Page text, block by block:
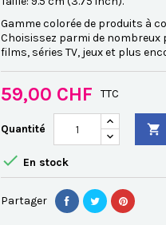
Gamme colorée de produits à
Choisissez parmi de
films, séries TV, jeux et plus
59,00 CHF TTC
Quantité 
 En stock
Partager